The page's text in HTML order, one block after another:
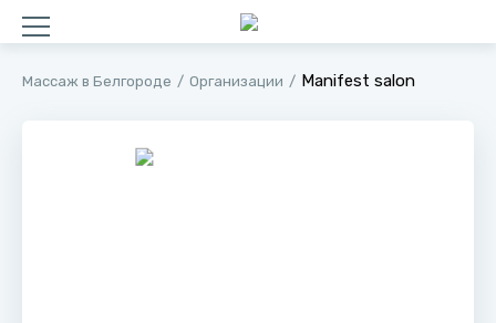
Массаж в Белгороде Организации Manifest salon